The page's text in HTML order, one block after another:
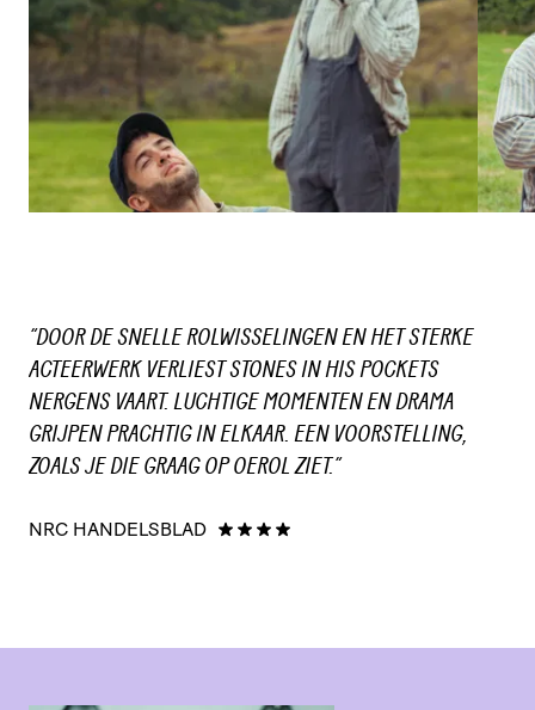
“DOOR DE SNELLE ROLWISSELINGEN EN HET STERKE
ACTEERWERK VERLIEST STONES IN HIS POCKETS
NERGENS VAART. LUCHTIGE MOMENTEN EN DRAMA
GRIJPEN PRACHTIG IN ELKAAR. EEN VOORSTELLING,
ZOALS JE DIE GRAAG OP OEROL ZIET.”
NRC HANDELSBLAD